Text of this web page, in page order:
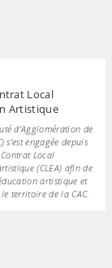
Local
Artistique
d’Agglomération de
s’est engagée depuis
Local
(CLEA) afin de
artistique et
territoire de la CAC.